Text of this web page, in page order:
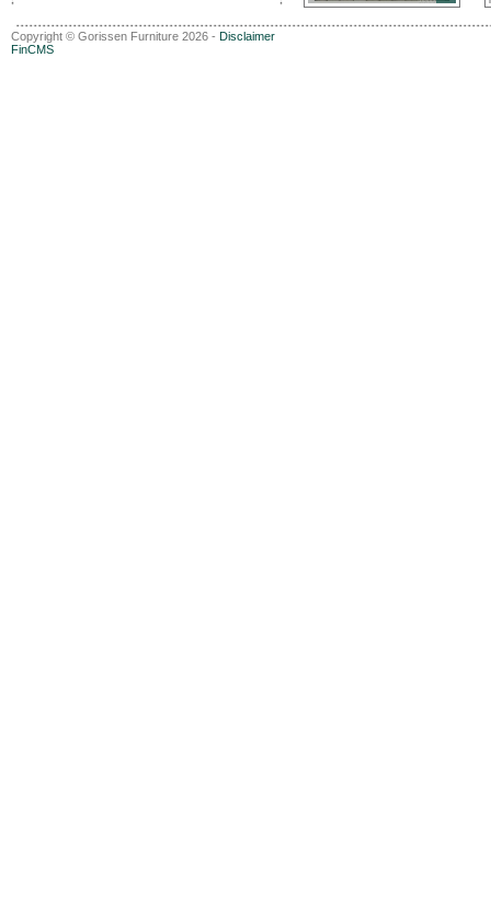
Copyright © Gorissen Furniture 2026 - Disclaimer
FinCMS